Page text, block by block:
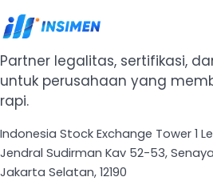
Partner legalitas, sertifikasi,
untuk perusahaan yang
rapi.
Indonesia Stock Exchange Tower 1
Jendral Sudirman Kav 52-53,
Jakarta Selatan, 12190